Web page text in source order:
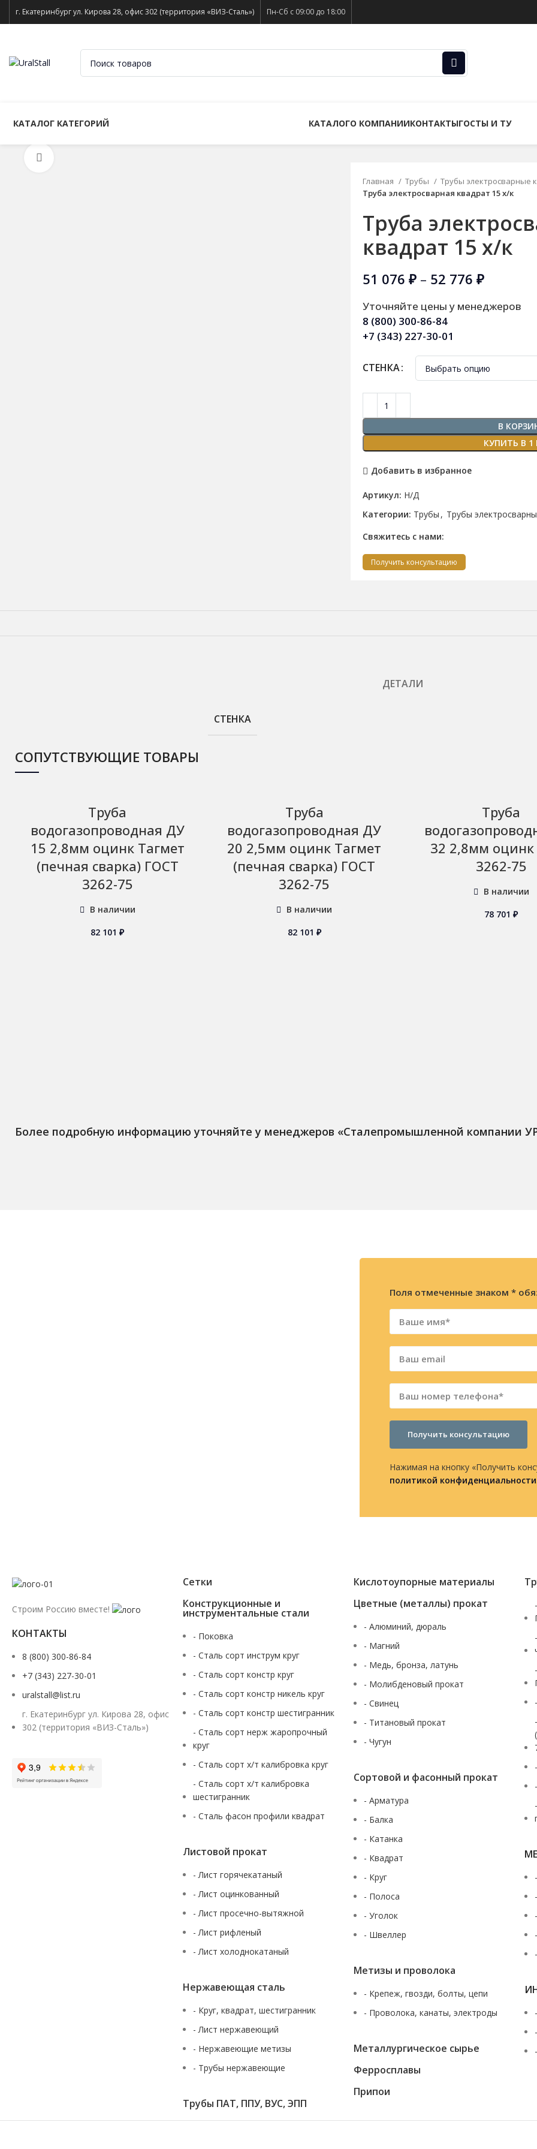
г. Екатеринбург ул. Кирова 28, офис 302 (территория «ВИЗ-Сталь») Пн-Сб с 09:00 до 18:00
КАТАЛОГ КАТЕГОРИЙ КАТАЛОГО КОМПАНИИКОНТАКТЫГОСТЫ И ТУ
Главная Трубы
Трубы электросварные
Труба электросварная квадрат 15 х/к
Труба
квадрат 15 х/к
51 076 ₽ – 52 776 ₽
Уточняйте цены у менеджеров
8 (800) 300-86-84
+7 (343) 227-30-01
СТЕНКА
В
КУПИТЬ В 1
Добавить в избранное
Артикул: Н/Д
Категории: Трубы , Трубы
Свяжитесь с нами:
Получить консультацию
ДЕТАЛИ
СТЕНКА
СОПУТСТВУЮЩИЕ ТОВАРЫ
Труба
водогазопроводная ДУ
15 2,8мм оцинк Тагмет
(печная сварка) ГОСТ
3262-75
В наличии
82 101₽
Труба
водогазопроводная ДУ
20 2,5мм оцинк Тагмет
(печная сварка) ГОСТ
3262-75
В наличии
82 101 ₽
Труба
32 2,8мм
3262-75
В наличии
78 701₽
Более подробную информацию уточняйте у менеджеров «Сталепромышленной компании
Поля отмеченные знаком *
Получить консультацию
Нажимая на кнопку «Получить
политикой конфиденциальности
Строим Россию вместе!
КОНТАКТЫ
8 (800) 300-86-84
+7 (343) 227-30-01
uralstall@list.ru
г. Екатеринбург ул. Кирова 28, офис
302 (территория «ВИЗ-Сталь»)
Сетки
Конструкционные и
инструментальные стали
- Поковка
- Сталь сорт инструм круг
- Сталь сорт констр круг
- Сталь сорт констр никель круг
- Сталь сорт констр шестигранник
- Сталь сорт нерж жаропрочный
круг
- Сталь сорт х/т калибровка круг
- Сталь сорт х/т калибровка
шестигранник
- Сталь фасон профили квадрат
Листовой прокат
- Лист горячекатаный
- Лист оцинкованный
- Лист просечно-вытяжной
- Лист рифленый
- Лист холоднокатаный
Нержавеющая сталь
- Круг, квадрат, шестигранник
- Лист нержавеющий
- Нержавеющие метизы
- Трубы нержавеющие
Трубы ПАТ, ППУ, ВУС, ЭПП
Кислотоупорные материалы
Цветные (металлы) прокат
- Алюминий, дюраль
- Магний
- Медь, бронза, латунь
- Молибденовый прокат
- Свинец
- Титановый прокат
- Чугун
Сортовой и фасонный прокат
- Арматура
- Балка
- Катанка
- Квадрат
- Круг
- Полоса
- Уголок
- Швеллер
Метизы и проволока
- Крепеж, гвозди, болты, цепи
- Проволока, канаты, электроды
Металлургическое сырье
Ферросплавы
Припои